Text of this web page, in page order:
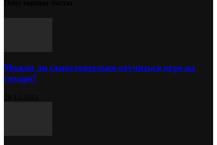
Можно ли самостоятельно отучиться игре на
гитаре?